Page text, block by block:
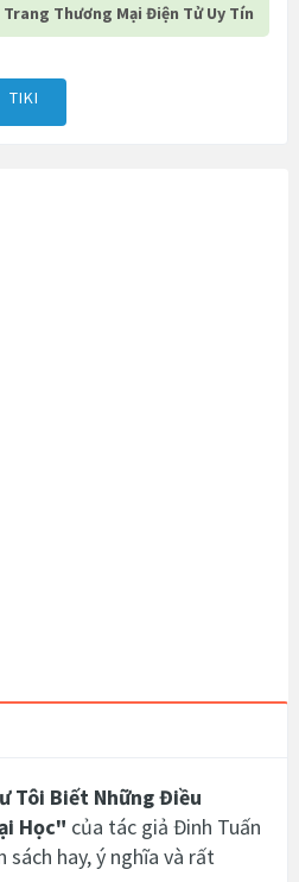
Trang Thương Mại Điện Tử Uy Tín
TIKI
Tôi Biết Những Điều
Học" của tác giả Đinh Tuấn
hay, ý nghĩa và rất